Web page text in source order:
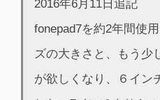
2016年6月11日追記
fonepad7を約2年間使
ズの大きさと、もう少
が欲しくなり、６イン